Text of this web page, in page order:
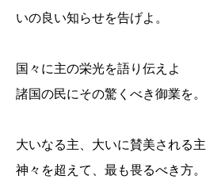
いの良い知らせを告げよ。
国々に主の栄光を語り伝えよ
諸国の民にその驚くべき御業を。
大いなる主、大いに賛美される主
神々を超えて、最も畏るべき方。